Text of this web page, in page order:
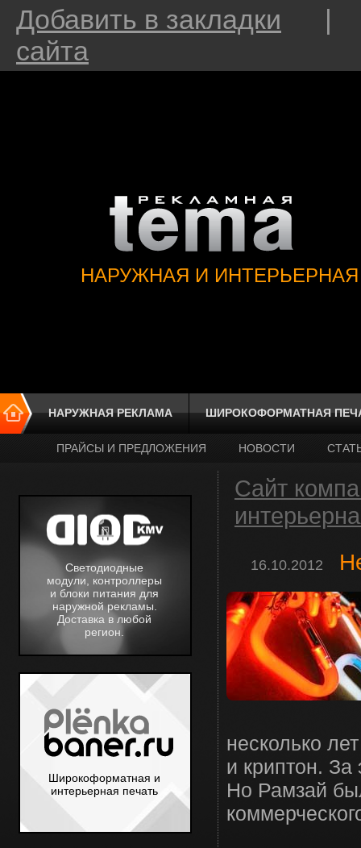
Добавить в закладки
сайта
НАРУЖНАЯ И
НАРУЖНАЯ РЕКЛАМА ШИРОКОФОРМАТНАЯ
ПРАЙСЫ И ПРЕДЛОЖЕНИЯ НОВОСТИ
Светодиодные
модули, контроллеры
и блоки питания для
наружной рекламы.
Доставка в любой
регион.
Широкоформатная и
интерьерная печать
Сайт
16.10.2012
несколько
и криптон.
Но Рамзай